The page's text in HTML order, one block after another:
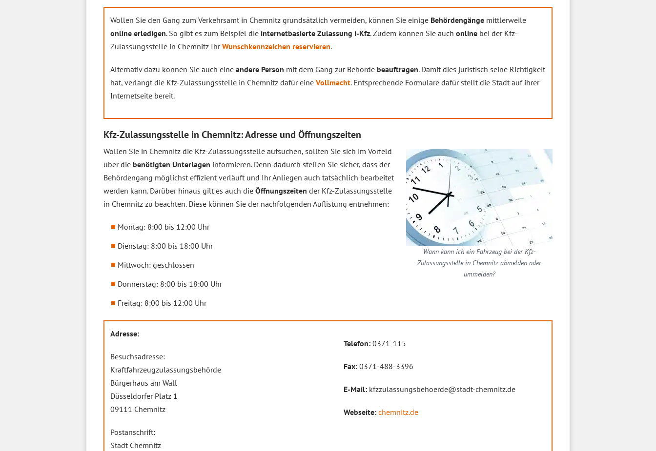
Wollen Sie den Gang zum Verkehrsamt in Chemnitz grundsätzlich vermeiden, können Sie einige Behördengänge mittlerweile
online erledigen. So gibt es zum Beispiel die internetbasierte Zulassung i-Kfz. Zudem können Sie auch online bei der Kfz-
Zulassungsstelle in Chemnitz IhrWunschkennzeichen reservieren.
Alternativ dazu können Sie auch eine andere Person mit dem Gang zur Behörde beauftragen. Damit dies juristisch seine Richtigkeit
hat, verlangt die Kfz-Zulassungsstelle in Chemnitz dafür eine Vollmacht. Entsprechende Formulare dafür stellt die Stadt auf ihrer
Internetseite bereit.
Kfz-Zulassungsstelle in Chemnitz: Adresse und Öffnungszeiten
Wann kann ich ein Fahrzeug bei der Kfz-
Zulassungsstelle in Chemnitz abmelden oder
ummelden?
Wollen Sie in Chemnitz die Kfz-Zulassungsstelle aufsuchen, sollten Sie sich im Vorfeld
über die benötigten Unterlagen informieren. Denn dadurch stellen Sie sicher, dass der
Behördengang möglichst effizient verläuft und Ihr Anliegen auch tatsächlich bearbeitet
werden kann. Darüber hinaus gilt es auch die Öffnungszeiten der Kfz-Zulassungsstelle
in Chemnitz zu beachten. Diese können Sie der nachfolgenden Auflistung entnehmen:
Montag: 8:00 bis 12:00 Uhr
Dienstag: 8:00 bis 18:00 Uhr
Mittwoch: geschlossen
Donnerstag: 8:00 bis 18:00 Uhr
Freitag: 8:00 bis 12:00 Uhr
Adresse:
Besuchsadresse:
Kraftfahrzeugzulassungsbehörde
Bürgerhaus am Wall
Düsseldorfer Platz 1
09111 Chemnitz
Postanschrift:
Stadt Chemnitz
Telefon: 0371-115
Fax: 0371-488-3396
E-Mail: kfzzulassungsbehoerde@stadt-chemnitz.de
Webseite: chemnitz.de